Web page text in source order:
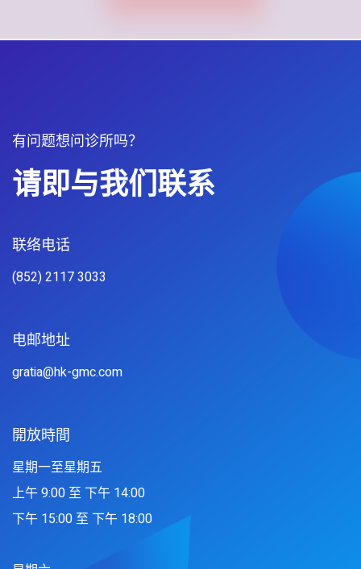
有问题想问诊所吗？
请即与我们联系
联络电话
(852) 2117 3033
电邮地址
gratia@hk-gmc.com
開放時間
星期一至星期五
上午 9:00 至 下午 14:00
下午 15:00 至 下午 18:00